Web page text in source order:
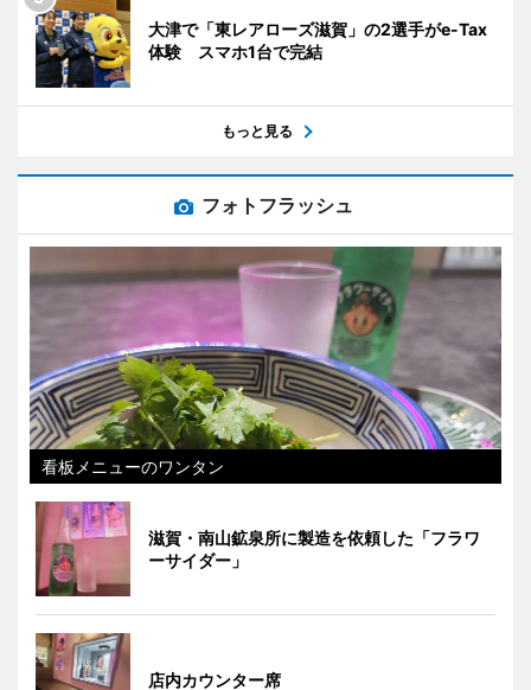
大津で「東レアローズ滋賀」の2選手がe-Tax
体験 スマホ1台で完結
もっと見る
フォトフラッシュ
看板メニューのワンタン
滋賀・南山鉱泉所に製造を依頼した「フラワ
ーサイダー」
店内カウンター席